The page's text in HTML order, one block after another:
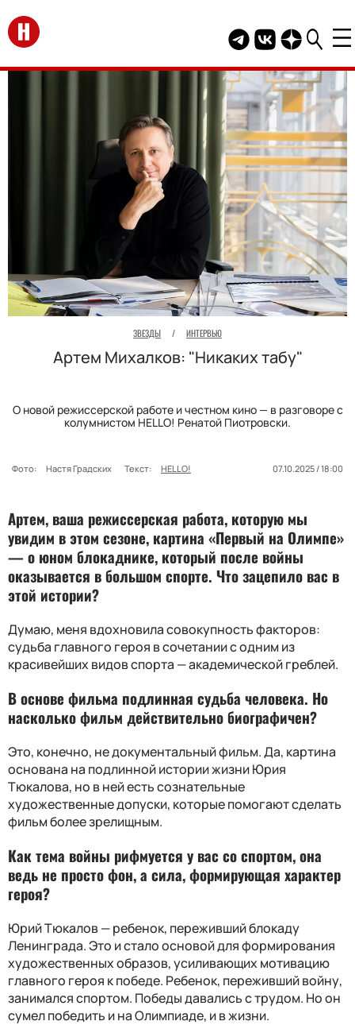
Перейти на главную
Telegram канал
Группа HELLO
Канал
ЗВЕЗДЫ / ИНТЕРВЬЮ
Артем Михалков: "Никаких табу"
О новой режиссерской работе и честном кино — в разговоре с
колумнистом HELLO! Ренатой Пиотровски.
Фото: Настя Градских Текст: HELLO! 07.10.2025 / 18:00
Артем, ваша режиссерская работа, которую мы
увидим в этом сезоне, картина «Первый на Олимпе»
— о юном блокаднике, который после войны
оказывается в большом спорте. Что зацепило вас в
этой истории?
Думаю, меня вдохновила совокупность факторов:
судьба главного героя в сочетании с одним из
красивейших видов спорта — академической греблей.
В основе фильма подлинная судьба человека. Но
насколько фильм действительно биографичен?
Это, конечно, не документальный фильм. Да, картина
основана на подлинной истории жизни Юрия
Тюкалова, но в ней есть сознательные
художественные допуски, которые помогают сделать
фильм более зрелищным.
Как тема войны рифмуется у вас со спортом, она
ведь не просто фон, а сила, формирующая характер
героя?
Юрий Тюкалов — ребенок, переживший блокаду
Ленинграда. Это и стало основой для формирования
художественных образов, усиливающих мотивацию
главного героя к победе. Ребенок, переживший войну,
занимался спортом. Победы давались с трудом. Но он
сумел победить и на Олимпиаде, и в жизни.